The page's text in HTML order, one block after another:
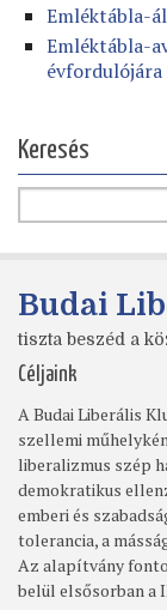
Emléktábla-
Emléktábla-
évfordulójára
Keresés
Budai
tiszta beszéd a
Céljaink
A Budai Liberális
szellemi
liberalizmus szép
demokratikus
emberi és
tolerancia, a
Az alapítvány
belül elsősorban a